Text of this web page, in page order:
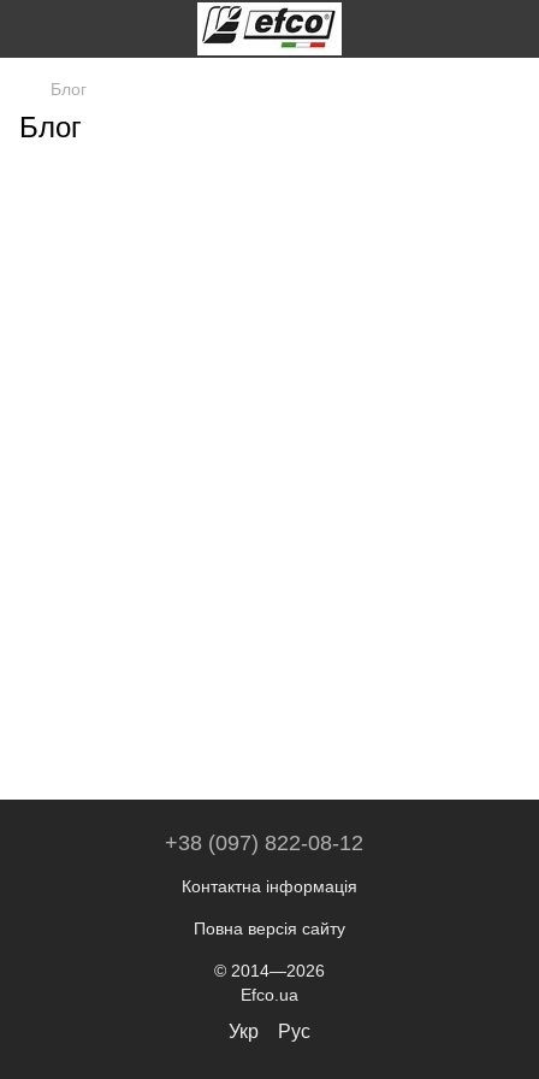
Блог
Блог
+38 (097) 822-08-12
Контактна інформація
Повна версія сайту
© 2014—2026
Efco.ua
Укр Рус